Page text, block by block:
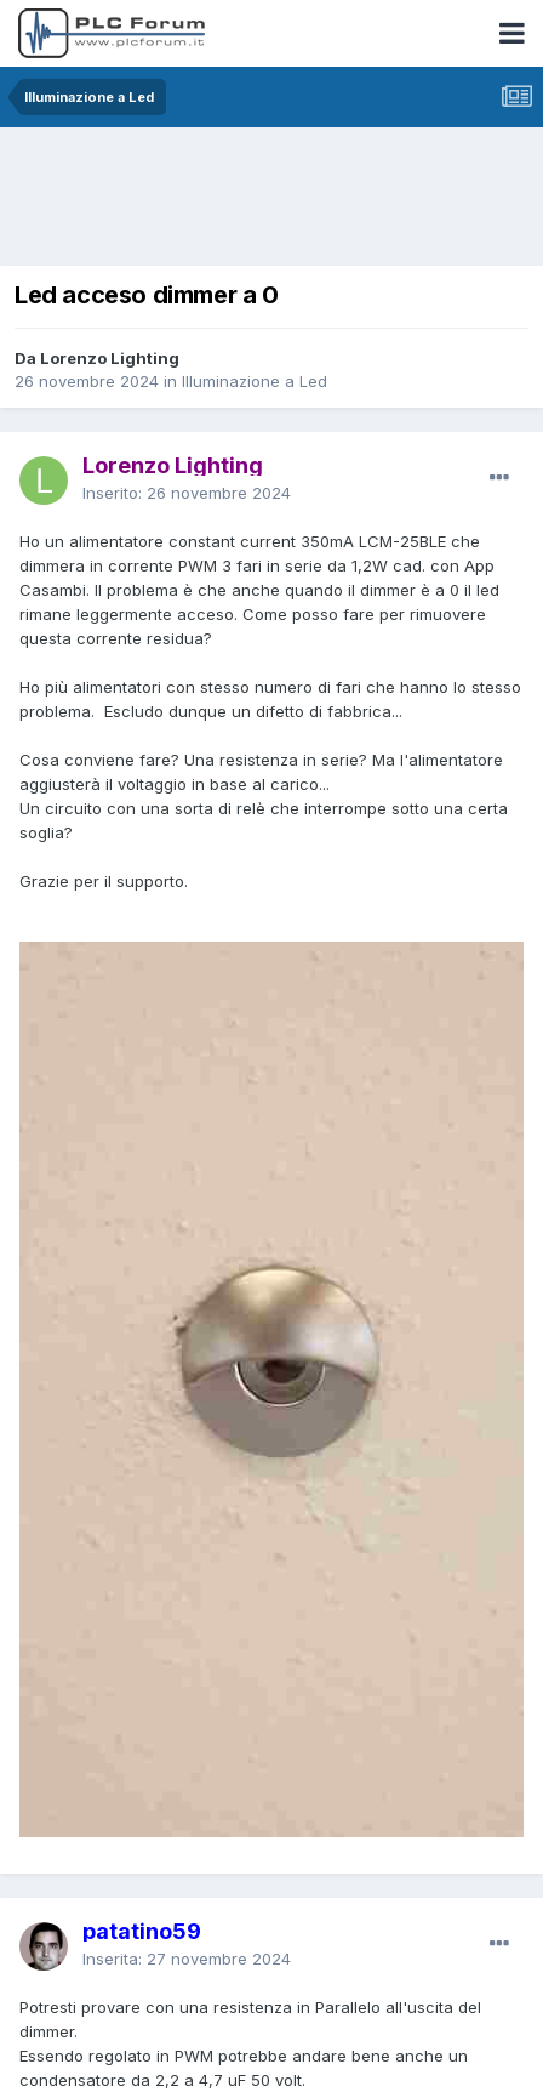
Illuminazione a Led
Led acceso dimmer a 0
Da Lorenzo Lighting
26 novembre 2024 in Illuminazione a Led
Lorenzo Lighting
Inserito: 26 novembre 2024
Ho un alimentatore constant current 350mA LCM-25BLE che
dimmera in corrente PWM 3 fari in serie da 1,2W cad. con App
Casambi. Il problema è che anche quando il dimmer è a 0 il led
rimane leggermente acceso. Come posso fare per rimuovere
questa corrente residua?
Ho più alimentatori con stesso numero di fari che hanno lo stesso
problema. Escludo dunque un difetto di fabbrica...
Cosa conviene fare? Una resistenza in serie? Ma l'alimentatore
aggiusterà il voltaggio in base al carico...
Un circuito con una sorta di relè che interrompe sotto una certa
soglia?
Grazie per il supporto.
patatino59
Inserita: 27 novembre 2024
Potresti provare con una resistenza in Parallelo all'uscita del
dimmer.
Essendo regolato in PWM potrebbe andare bene anche un
condensatore da 2,2 a 4,7 uF 50 volt.